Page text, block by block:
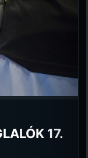
17.